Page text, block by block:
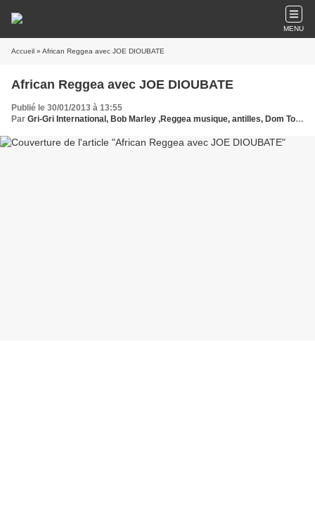
MENU
Accueil » African Reggea avec JOE DIOUBATE
African Reggea avec JOE DIOUBATE
Publié le 30/01/2013 à 13:55
Par Gri-Gri International, Bob Marley ,Reggea musique, antilles, Dom Tom EU, ma solange Oussou, Jah cure, JOE DIOUBATE